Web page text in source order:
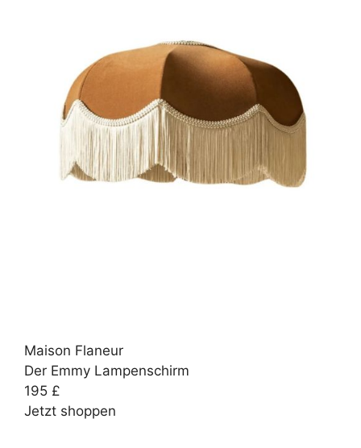
Maison Flaneur
Der Emmy Lampenschirm
195 £
Jetzt shoppen